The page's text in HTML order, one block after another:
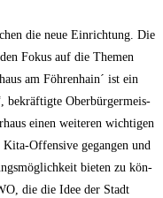
die neue Ein­rich­tung. Die
Fokus auf die The­men
am Föh­ren­hain´ ist ein
bekräf­tig­te Ober­bür­ger­meis­
einen wei­te­ren wich­ti­gen
Offen­si­ve gegan­gen und
bie­ten zu kön­
die die Idee der Stadt